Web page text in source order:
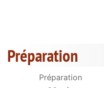
Préparation
Préparation